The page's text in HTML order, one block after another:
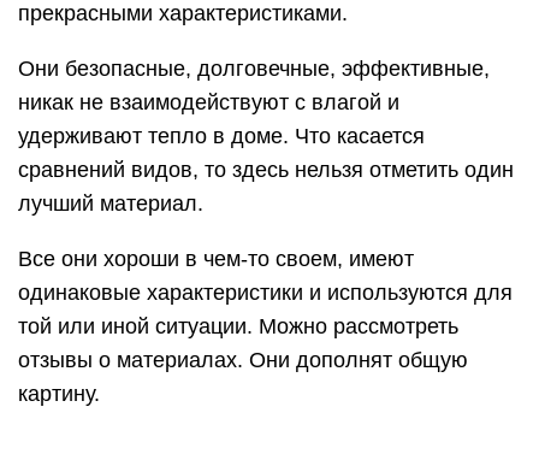
прекрасными характеристиками.
Они безопасные, долговечные, эффективные,
никак не взаимодействуют с влагой и
удерживают тепло в доме. Что касается
сравнений видов, то здесь нельзя отметить один
лучший материал.
Все они хороши в чем-то своем, имеют
одинаковые характеристики и используются для
той или иной ситуации. Можно рассмотреть
отзывы о материалах. Они дополнят общую
картину.